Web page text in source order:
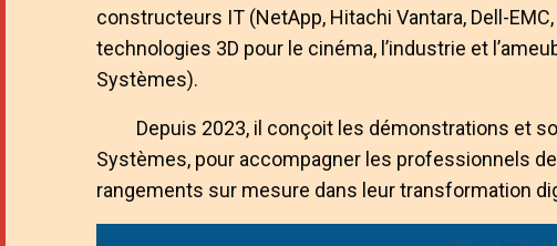
constructeurs IT (NetApp, Hitachi Vantara, Dell-
technologies 3D pour le cinéma, l’industrie et
Systèmes).
Depuis 2023, il conçoit les démonstrations et
Systèmes, pour accompagner les professionnels
rangements sur mesure dans leur transformation